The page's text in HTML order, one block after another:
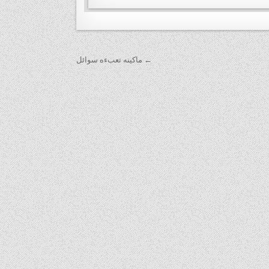
← ماكينه تعبءه سوائل